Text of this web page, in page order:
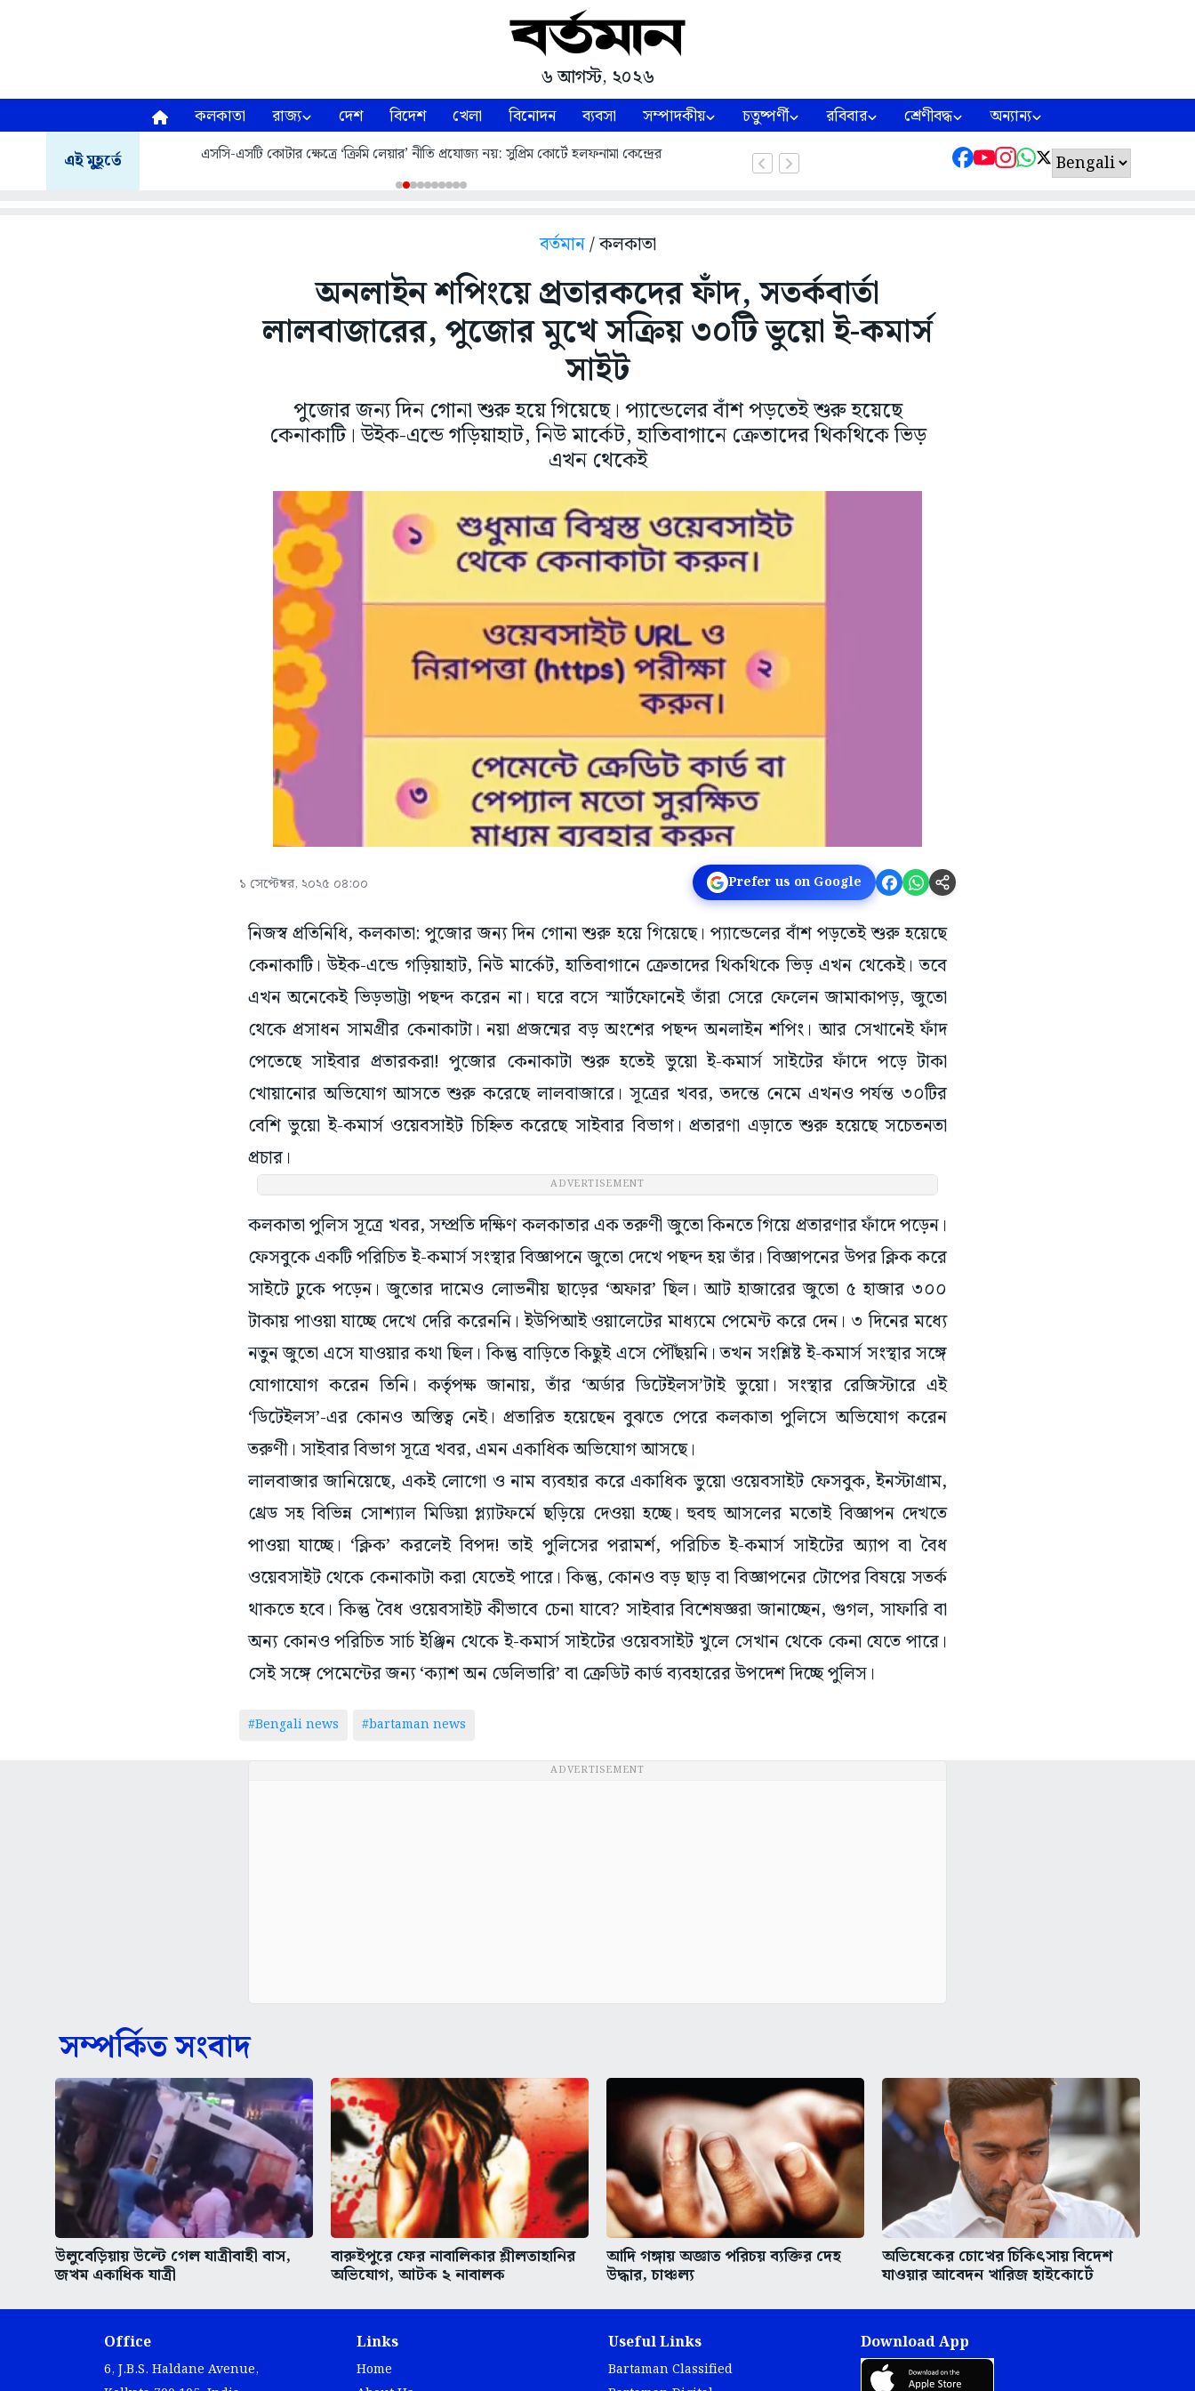
৬ আগস্ট, ২০২৬
কলকাতা রাজ্য দেশ বিদেশ খেলা বিনোদন ব্যবসা সম্পাদকীয় চতুষ্পর্ণী রবিবার শ্রেণীবদ্ধ অন্যান্য
এই মুহূর্তে এসসি-এসটি কোটার ক্ষেত্রে ‘ক্রিমি লেয়ার’ নীতি প্রযোজ্য নয়: সুপ্রিম কোর্টে হলফনামা কেন্দ্রের
বর্তমান/ কলকাতা
অনলাইন শপিংয়ে প্রতারকদের ফাঁদ, সতর্কবার্তা
লালবাজারের, পুজোর মুখে সক্রিয় ৩০টি ভুয়ো ই-কমার্স
সাইট
পুজোর জন্য দিন গোনা শুরু হয়ে গিয়েছে। প্যান্ডেলের বাঁশ পড়তেই শুরু হয়েছে
কেনাকাটি। উইক-এন্ডে গড়িয়াহাট, নিউ মার্কেট, হাতিবাগানে ক্রেতাদের থিকথিকে ভিড়
এখন থেকেই
১ সেপ্টেম্বর, ২০২৫ ০৪:০০ Prefer us on Google
নিজস্ব প্রতিনিধি, কলকাতা: পুজোর জন্য দিন গোনা শুরু হয়ে গিয়েছে। প্যান্ডেলের বাঁশ পড়তেই শুরু হয়েছে
কেনাকাটি। উইক-এন্ডে গড়িয়াহাট, নিউ মার্কেট, হাতিবাগানে ক্রেতাদের থিকথিকে ভিড় এখন থেকেই। তবে
এখন অনেকেই ভিড়ভাট্টা পছন্দ করেন না। ঘরে বসে স্মার্টফোনেই তাঁরা সেরে ফেলেন জামাকাপড়, জুতো
থেকে প্রসাধন সামগ্রীর কেনাকাটা। নয়া প্রজন্মের বড় অংশের পছন্দ অনলাইন শপিং। আর সেখানেই ফাঁদ
পেতেছে সাইবার প্রতারকরা! পুজোর কেনাকাটা শুরু হতেই ভুয়ো ই-কমার্স সাইটের ফাঁদে পড়ে টাকা
খোয়ানোর অভিযোগ আসতে শুরু করেছে লালবাজারে। সূত্রের খবর, তদন্তে নেমে এখনও পর্যন্ত ৩০টির
বেশি ভুয়ো ই-কমার্স ওয়েবসাইট চিহ্নিত করেছে সাইবার বিভাগ। প্রতারণা এড়াতে শুরু হয়েছে সচেতনতা
প্রচার।
ADVERTISEMENT
কলকাতা পুলিস সূত্রে খবর, সম্প্রতি দক্ষিণ কলকাতার এক তরুণী জুতো কিনতে গিয়ে প্রতারণার ফাঁদে পড়েন।
ফেসবুকে একটি পরিচিত ই-কমার্স সংস্থার বিজ্ঞাপনে জুতো দেখে পছন্দ হয় তাঁর। বিজ্ঞাপনের উপর ক্লিক করে
সাইটে ঢুকে পড়েন। জুতোর দামেও লোভনীয় ছাড়ের ‘অফার’ ছিল। আট হাজারের জুতো ৫ হাজার ৩০০
টাকায় পাওয়া যাচ্ছে দেখে দেরি করেননি। ইউপিআই ওয়ালেটের মাধ্যমে পেমেন্ট করে দেন। ৩ দিনের মধ্যে
নতুন জুতো এসে যাওয়ার কথা ছিল। কিন্তু বাড়িতে কিছুই এসে পৌঁছয়নি। তখন সংশ্লিষ্ট ই-কমার্স সংস্থার সঙ্গে
যোগাযোগ করেন তিনি। কর্তৃপক্ষ জানায়, তাঁর ‘অর্ডার ডিটেইলস’টাই ভুয়ো। সংস্থার রেজিস্টারে এই
‘ডিটেইলস’-এর কোনও অস্তিত্ব নেই। প্রতারিত হয়েছেন বুঝতে পেরে কলকাতা পুলিসে অভিযোগ করেন
তরুণী। সাইবার বিভাগ সূত্রে খবর, এমন একাধিক অভিযোগ আসছে।
লালবাজার জানিয়েছে, একই লোগো ও নাম ব্যবহার করে একাধিক ভুয়ো ওয়েবসাইট ফেসবুক, ইনস্টাগ্রাম,
থ্রেড সহ বিভিন্ন সোশ্যাল মিডিয়া প্ল্যাটফর্মে ছড়িয়ে দেওয়া হচ্ছে। হুবহু আসলের মতোই বিজ্ঞাপন দেখতে
পাওয়া যাচ্ছে। ‘ক্লিক’ করলেই বিপদ! তাই পুলিসের পরামর্শ, পরিচিত ই-কমার্স সাইটের অ্যাপ বা বৈধ
ওয়েবসাইট থেকে কেনাকাটা করা যেতেই পারে। কিন্তু, কোনও বড় ছাড় বা বিজ্ঞাপনের টোপের বিষয়ে সতর্ক
থাকতে হবে। কিন্তু বৈধ ওয়েবসাইট কীভাবে চেনা যাবে? সাইবার বিশেষজ্ঞরা জানাচ্ছেন, গুগল, সাফারি বা
অন্য কোনও পরিচিত সার্চ ইঞ্জিন থেকে ই-কমার্স সাইটের ওয়েবসাইট খুলে সেখান থেকে কেনা যেতে পারে।
সেই সঙ্গে পেমেন্টের জন্য ‘ক্যাশ অন ডেলিভারি’ বা ক্রেডিট কার্ড ব্যবহারের উপদেশ দিচ্ছে পুলিস।
#Bengali news #bartaman news
ADVERTISEMENT
সম্পর্কিত সংবাদ
উলুবেড়িয়ায় উল্টে গেল যাত্রীবাহী বাস,
জখম একাধিক যাত্রী
বারুইপুরে ফের নাবালিকার শ্লীলতাহানির
অভিযোগ, আটক ২ নাবালক
আদি গঙ্গায় অজ্ঞাত পরিচয় ব্যক্তির দেহ
উদ্ধার, চাঞ্চল্য
অভিষেকের চোখের চিকিৎসায় বিদেশ
যাওয়ার আবেদন খারিজ হাইকোর্টে
Office
6, J.B.S. Haldane Avenue,
Links
Home
Useful Links
Bartaman Classified
Download App